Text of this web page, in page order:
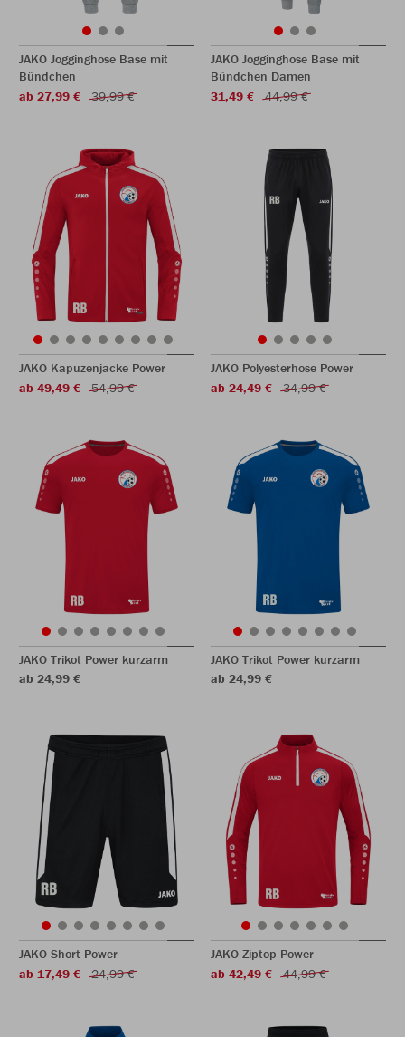
JAKO Jogginghose Base mit
Bündchen
ab 27,99 €
39,99 €
JAKO Jogginghose Base mit
Bündchen Damen
31,49 €
44,99 €
JAKO Kapuzenjacke Power
ab 49,49 €
54,99 €
JAKO Polyesterhose Power
ab 24,49 €
34,99 €
JAKO Trikot Power kurzarm
ab 24,99 €
JAKO Trikot Power kurzarm
ab 24,99 €
JAKO Short Power
ab 17,49 €
24,99 €
JAKO Ziptop Power
ab 42,49 €
44,99 €